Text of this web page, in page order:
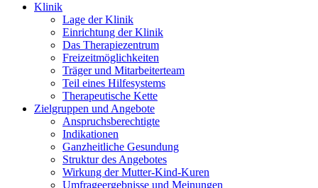
Klinik
Lage der Klinik
Einrichtung der Klinik
Das Therapiezentrum
Freizeitmöglichkeiten
Träger und Mitarbeiterteam
Teil eines Hilfesystems
Therapeutische Kette
Zielgruppen und Angebote
Anspruchsberechtigte
Indikationen
Ganzheitliche Gesundung
Struktur des Angebotes
Wirkung der Mutter-Kind-Kuren
Umfrageergebnisse und Meinungen